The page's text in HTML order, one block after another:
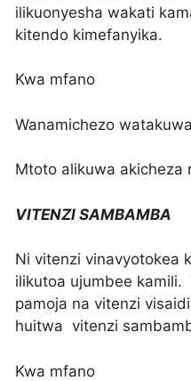
ilikuonyesha wakati
kitendo kimefanyika.
Kwa mfano
Wanamichezo
Mtoto alikuwa akicheza
VITENZI SAMBAMBA
Ni vitenzi vinavyotokea
ilikutoa ujumbee
pamoja na vitenzi
huitwa vitenzi
Kwa mfano